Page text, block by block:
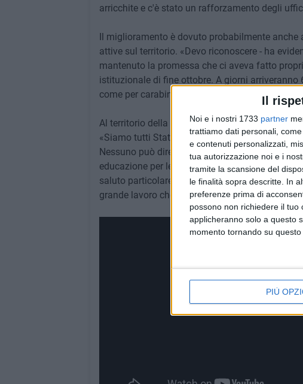
Il
Noi e i nostri 1733 partner
trattiamo dati personali,
e contenuti personalizzati,
tua autorizzazione noi e i
tramite la scansione del
le finalità sopra descritte. In
preferenze prima di
possono non richiedere il
applicheranno solo a questo
momento tornando su
PIÙ
arricchite e c'è stato un rafforzamento degli
Il miglioramento è dovuto probabilmente
attive sul territorio. «Devo riconoscere - ha
mantenuto la promessa che ci aveva fatto
istituzionale di fine ottobre. A giorni
come per carabinieri e finanza».
Al territorio della Bat il prefetto Riflesso ha
«Siamo tutti Stato, tutti contribuiamo a far si
Nessuno può dire lo "Stato non c'è", ognuno di
educazione per le nuove generazioni. Le
saluto particolare «ai miei fantastici
grande lavoro che abbiamo fatto».